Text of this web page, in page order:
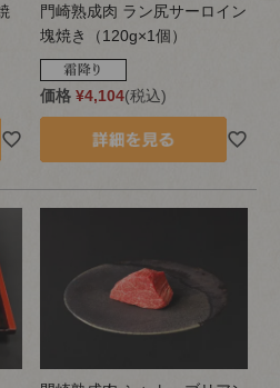
門崎熟成肉 ラン尻サーロイン
塊焼き（120g×1個）
価格 ¥4,104 税込